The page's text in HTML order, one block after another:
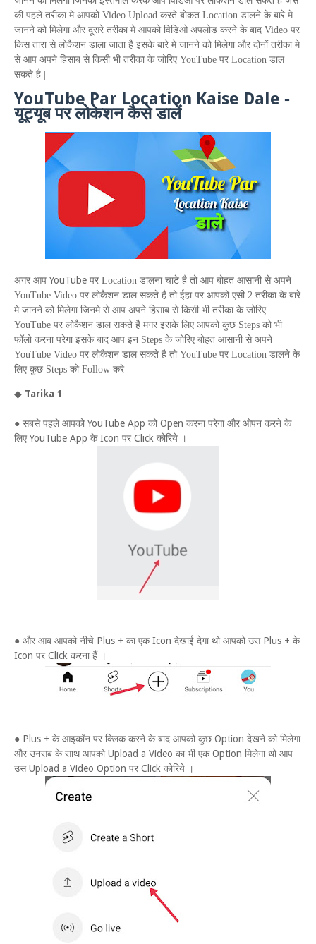
की पहले तरीका मे आपको Video Upload करते बोकत Location डालने के बारे मे
जानने को मिलेगा और दूसरे तरीका मे आपको विडिओ अपलोड करने के बाद Video पर
किस तारा से लोकैशन डाला जाता है इसके बारे मे जानने को मिलेगा और दोनों तरीका मे
से आप अपने हिसाब से किसी भी तरीका के जोरिए YouTube पर Location डाल
सकते है |
YouTube Par Location Kaise Dale -
यूट्यूब पर लोकेशन कैसे डालें
अगर आप YouTube पर Location डालना चाटे है तो आप बोहत आसानी से अपने
YouTube Video पर लोकैशन डाल सकते है तो ईहा पर आपको एसी 2 तरीका के बारे
मे जानने को मिलेगा जिनमे से आप अपने हिसाब से किसी भी तरीका के जोरिए
YouTube पर लोकैशन डाल सकते है मगर इसके लिए आपको कुछ Steps को भी
फॉलो करना परेगा इसके बाद आप इन Steps के जोरिए बोहत आसानी से अपने
YouTube Video पर लोकैशन डाल सकते है तो YouTube पर Location डालने के
लिए कुछ Steps को Follow करे |
◆ Tarika 1
● सबसे पहले आपको YouTube App को Open करना परेगा और ओपन करने के
लिए YouTube App के Icon पर Click कोरिये ।
● और आब आपको नीचे Plus + का एक Icon देखाई देगा थो आपको उस Plus + के
Icon पर Click करना हैं ।
● Plus + के आइकॉन पर क्लिक करने के बाद आपको कुछ Option देखने को मिलेगा
और उनसब के साथ आपको Upload a Video का भी एक Option मिलेगा थो आप
उस Upload a Video Option पर Click कोरिये ।